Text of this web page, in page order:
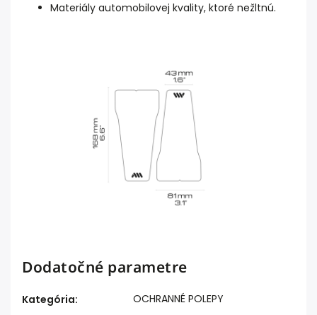
Materiály automobilovej kvality, ktoré nežltnú.
Dodatočné parametre
Kategória:
OCHRANNÉ POLEPY